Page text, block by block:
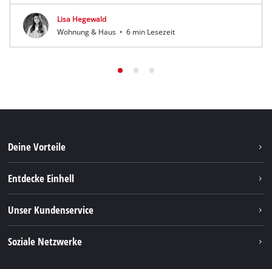
Lisa Hegewald
Wohnung & Haus • 6 min Lesezeit
Deine Vorteile
Entdecke Einhell
Nachhaltigkeit
Unser Kundenservice
Soziale Netzwerke